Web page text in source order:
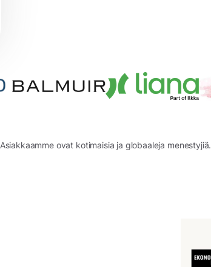
Asiakkaamme ovat kotimaisia ja globaaleja menestyjiä.